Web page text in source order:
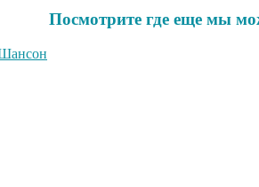
Посмотрите где еще мы